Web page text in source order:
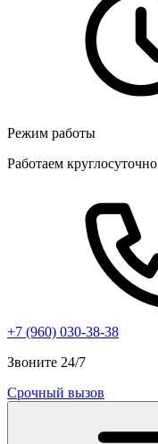
Режим работы
Работаем круглосуточно
+7 (960) 030-38-38
Звоните 24/7
Срочный вызов